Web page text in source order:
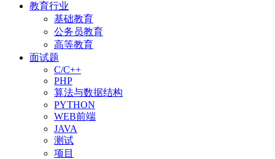
教育行业
基础教育
公务员教育
高等教育
面试题
C/C++
PHP
算法与数据结构
PYTHON
WEB前端
JAVA
测试
项目